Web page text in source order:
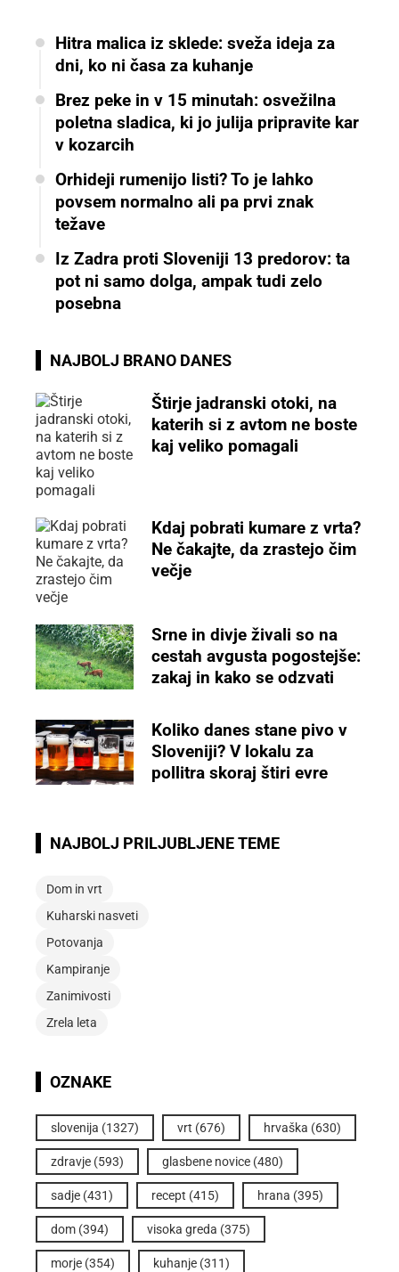
Hitra malica iz sklede: sveža ideja za
dni, ko ni časa za kuhanje
Brez peke in v 15 minutah: osvežilna
poletna sladica, ki jo julija pripravite kar
v kozarcih
Orhideji rumenijo listi? To je lahko
povsem normalno ali pa prvi znak
težave
Iz Zadra proti Sloveniji 13 predorov: ta
pot ni samo dolga, ampak tudi zelo
posebna
NAJBOLJ BRANO DANES
Štirje jadranski otoki, na
katerih si z avtom ne boste
kaj veliko pomagali
Kdaj pobrati kumare z vrta?
Ne čakajte, da zrastejo čim
večje
Srne in divje živali so na
cestah avgusta pogostejše:
zakaj in kako se odzvati
Koliko danes stane pivo v
Sloveniji? V lokalu za
pollitra skoraj štiri evre
NAJBOLJ PRILJUBLJENE TEME
Dom in vrt
Kuharski nasveti
Potovanja
Kampiranje
Zanimivosti
Zrela leta
OZNAKE
slovenija (1327) vrt (676) hrvaška (630)
zdravje (593) glasbene novice (480)
sadje (431) recept (415) hrana (395)
dom (394) visoka greda (375)
morje (354) kuhanje (311)